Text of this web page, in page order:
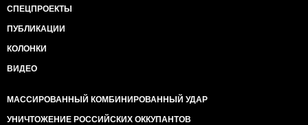
СПЕЦПРОЕКТЫ
ПУБЛИКАЦИИ
КОЛОНКИ
ВИДЕО
МАССИРОВАННЫЙ КОМБИНИРОВАННЫЙ УДАР
УНИЧТОЖЕНИЕ РОССИЙСКИХ ОККУПАНТОВ